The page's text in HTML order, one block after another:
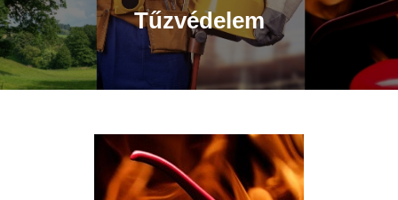
G
Á
Tűzvédelem